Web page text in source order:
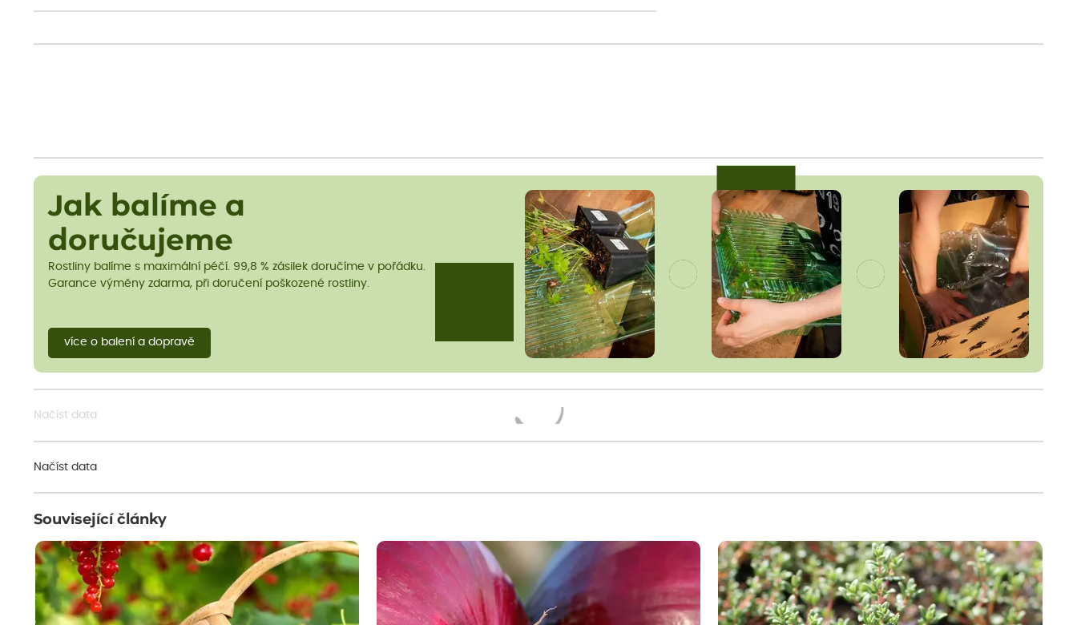
Jak balíme a
doručujeme
Rostliny balíme s maximální péčí. 99,8 % zásilek doručíme v pořádku.
Garance výměny zdarma, při doručení poškozené rostliny.
více o balení a dopravě
Načíst data
Načíst data
Související články